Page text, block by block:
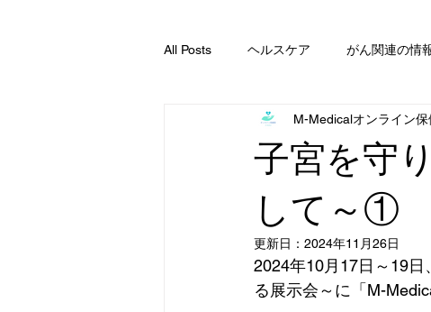
All Posts ヘルスケア がん関連の情
助成金・奨励金情報
子宮を守
して～①
M-Medicalオンライン保
更新日： 2024年11月26日
2024年10月17日～19
る展示会～ に「M-